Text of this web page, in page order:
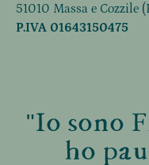
51010 Massa e Cozzile
P.IVA 01643150475
"Io sono
ho